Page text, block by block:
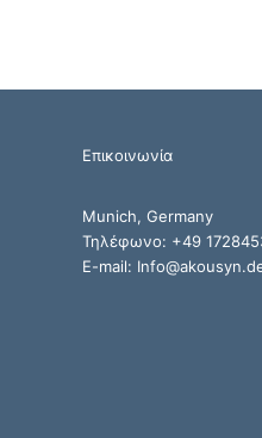
Επικοινωνία
Munich, Germany
Τηλέφωνο: +49
E-mail: